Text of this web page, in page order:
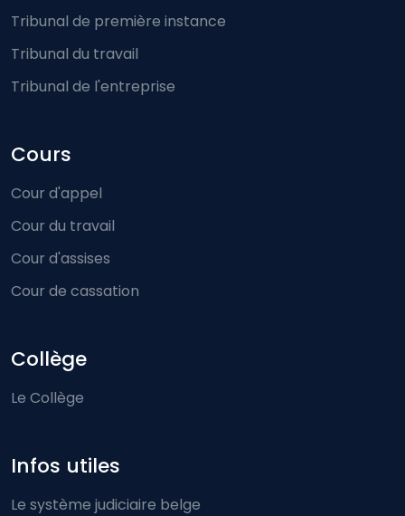
Tribunal de première instance
Tribunal du travail
Tribunal de l'entreprise
Cours
Cour d'appel
Cour du travail
Cour d'assises
Cour de cassation
Collège
Le Collège
Infos utiles
Le système judiciaire belge